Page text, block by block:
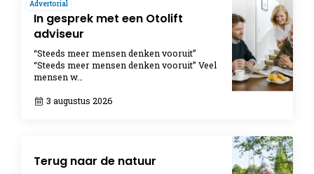
In gesprek met een Otolift
adviseur
“Steeds meer mensen denken vooruit”
“Steeds meer mensen denken vooruit” Veel
mensen w…
3 augustus 2026
Advertorial
Terug naar de natuur